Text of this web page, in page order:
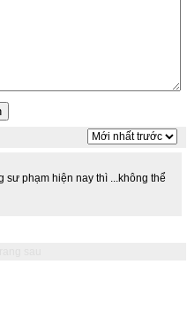
phạm hiện nay thì ...không thể